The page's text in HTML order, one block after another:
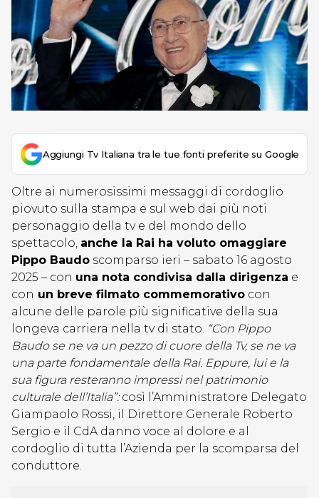
Aggiungi Tv Italiana tra le tue fonti preferite su Google
Oltre ai numerosissimi messaggi di cordoglio
piovuto sulla stampa e sul web dai più noti
personaggio della tv e del mondo dello
spettacolo, anche la Rai ha voluto omaggiare
Pippo Baudo scomparso ieri – sabato 16 agosto
2025 – con una nota condivisa dalla dirigenza e
con un breve filmato commemorativo con
alcune delle parole più significative della sua
longeva carriera nella tv di stato. “Con Pippo
Baudo se ne va un pezzo di cuore della Tv, se ne va
una parte fondamentale della Rai. Eppure, lui e la
sua figura resteranno impressi nel patrimonio
culturale dell’Italia”: così l’Amministratore Delegato
Giampaolo Rossi, il Direttore Generale Roberto
Sergio e il CdA danno voce al dolore e al
cordoglio di tutta l’Azienda per la scomparsa del
conduttore.